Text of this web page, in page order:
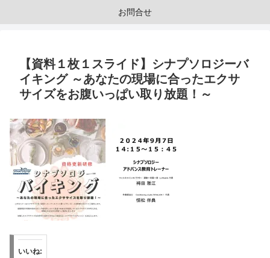
お問合せ
【資料１枚１スライド】シナプソロジーバ
イキング ～あなたの現場に合ったエクサ
サイズをお腹いっぱい取り放題！～
いいね: